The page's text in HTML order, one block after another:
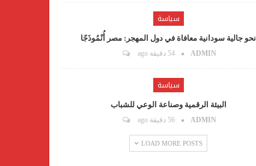
سياسة
نحو جالية سودانية معافاة في دول المهجر: مصر أُنْمُوذَجًا
ADMIN 54 دقيقة ago
سياسة
البيئة الرقمية وصناعة الوعي للشباب
ADMIN 56 دقيقة ago
LOAD MORE POSTS